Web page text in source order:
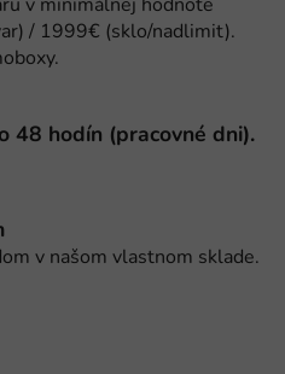
d
a
e
y
/ 1999€ (sklo/nadlimit).
48 hodín (pracovné dni).
v našom vlastnom sklade.